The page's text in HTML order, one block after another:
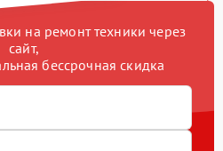
на ремонт техники через
сайт,
бессрочная скидка